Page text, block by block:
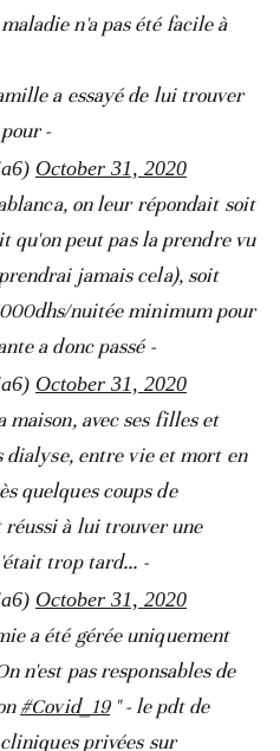
n'a pas été facile à
a essayé de lui trouver
-
October 31, 2020
on leur répondait soit
qu'on peut pas la prendre vu
jamais cela), soit
nuitée minimum pour
a donc passé -
October 31, 2020
maison, avec ses filles et
dialyse, entre vie et mort en
quelques coups de
à lui trouver une
trop tard... -
October 31, 2020
a été gérée uniquement
n'est pas responsables de
#Covid_19" - le pdt de
privées sur